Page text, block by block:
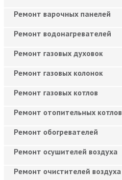
Ремонт варочных панелей
Ремонт водонагревателей
Ремонт газовых духовок
Ремонт газовых колонок
Ремонт газовых котлов
Ремонт отопительных котлов
Ремонт обогревателей
Ремонт осушителей воздуха
Ремонт очистителей воздуха